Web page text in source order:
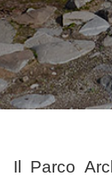
Il Parco